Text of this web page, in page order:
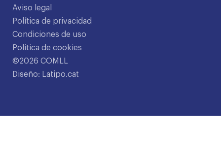
Aviso legal
Política de privacidad
Condiciones de uso
Política de cookies
©2026 COMLL
Diseño: Latipo.cat